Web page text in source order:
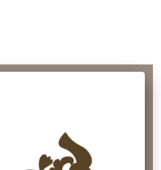
och smidigt med KLARNA